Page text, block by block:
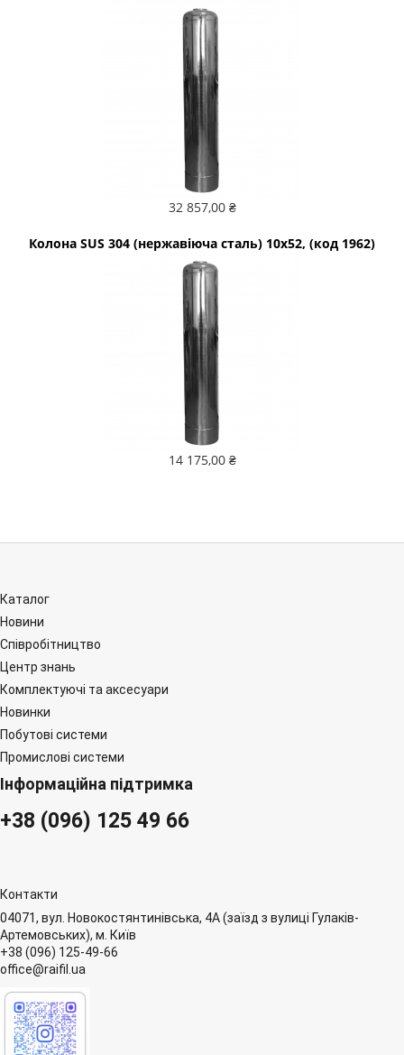
32 857,00 ₴
Колона SUS 304 (нержавіюча сталь) 10x52, (код 1962)
14 175,00 ₴
Каталог
Новини
Співробітництво
Центр знань
Комплектуючі та аксесуари
Новинки
Побутові системи
Промислові системи
Інформаційна підтримка
+38 (096) 125 49 66
Контакти
04071, вул. Новокостянтинівська, 4А (заїзд з вулиці Гулаків-
Артемовських), м. Київ
+38 (096) 125-49-66
office@raifil.ua